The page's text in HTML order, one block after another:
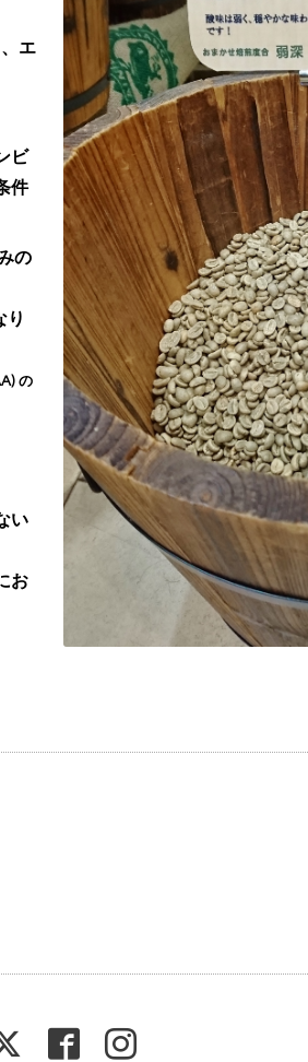
エ
ビ
件
の
り
の
い
お